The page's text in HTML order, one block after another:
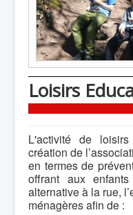
Loisirs
L'activité de
création de
en termes de
offrant aux
alternative à la rue,
ménagères afin de :